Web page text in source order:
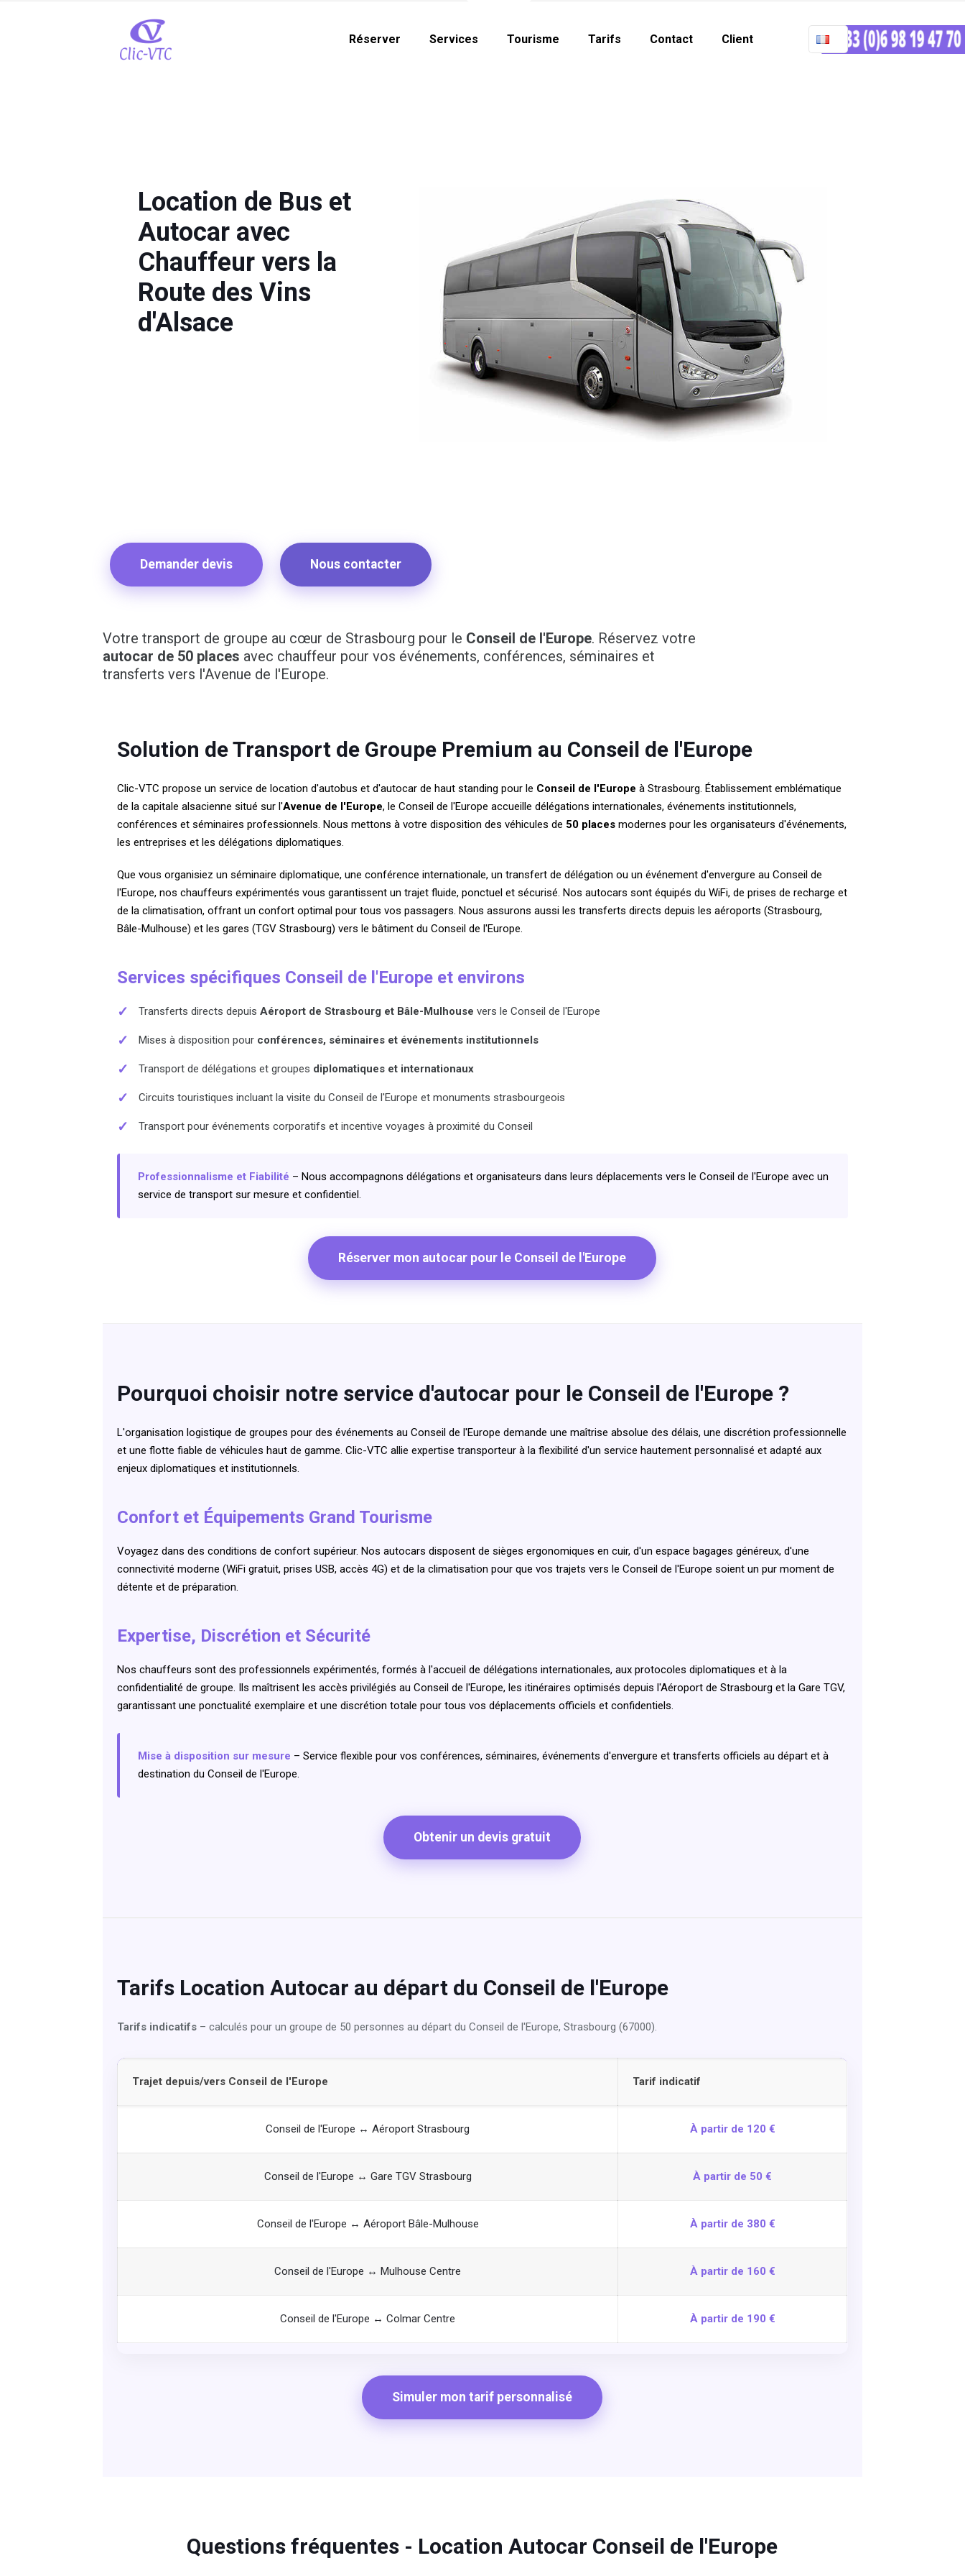
Réserver Services Tourisme Tarifs Contact Client
Location de Bus et
Autocar avec
Chauffeur vers la
Route des Vins
d'Alsace
Demander devis Nous contacter
Votre transport de groupe au cœur de Strasbourg pour le Conseil de l'Europe. Réservez votre
autocar de 50 places avec chauffeur pour vos événements, conférences, séminaires et
transferts vers l'Avenue de l'Europe.
Solution de Transport de Groupe Premium au Conseil de l'Europe
Clic-VTC propose un service de location d'autobus et d'autocar de haut standing pour le Conseil de l'Europe à Strasbourg. Établissement emblématique
de la capitale alsacienne situé sur l'Avenue de l'Europe, le Conseil de l'Europe accueille délégations internationales, événements institutionnels,
conférences et séminaires professionnels. Nous mettons à votre disposition des véhicules de 50 places modernes pour les organisateurs d'événements,
les entreprises et les délégations diplomatiques.
Que vous organisiez un séminaire diplomatique, une conférence internationale, un transfert de délégation ou un événement d'envergure au Conseil de
l'Europe, nos chauffeurs expérimentés vous garantissent un trajet fluide, ponctuel et sécurisé. Nos autocars sont équipés du WiFi, de prises de recharge et
de la climatisation, offrant un confort optimal pour tous vos passagers. Nous assurons aussi les transferts directs depuis les aéroports (Strasbourg,
Bâle-Mulhouse) et les gares (TGV Strasbourg) vers le bâtiment du Conseil de l'Europe.
Services spécifiques Conseil de l'Europe et environs
✓ Transferts directs depuisAéroport de Strasbourg et Bâle-Mulhouse vers le Conseil de l'Europe
✓ Mises à disposition pour conférences, séminaires et événements institutionnels
✓ Transport de délégations et groupes diplomatiques et internationaux
✓ Circuits touristiques incluant la visite du Conseil de l'Europe et monuments strasbourgeois
✓ Transport pour événements corporatifs et incentive voyages à proximité du Conseil
Professionnalisme et Fiabilité – Nous accompagnons délégations et organisateurs dans leurs déplacements vers le Conseil de l'Europe avec un
service de transport sur mesure et confidentiel.
Réserver mon autocar pour le Conseil de l'Europe
Pourquoi choisir notre service d'autocar pour le Conseil de l'Europe ?
L'organisation logistique de groupes pour des événements au Conseil de l'Europe demande une maîtrise absolue des délais, une discrétion professionnelle
et une flotte fiable de véhicules haut de gamme. Clic-VTC allie expertise transporteur à la flexibilité d'un service hautement personnalisé et adapté aux
enjeux diplomatiques et institutionnels.
Confort et Équipements Grand Tourisme
Voyagez dans des conditions de confort supérieur. Nos autocars disposent de sièges ergonomiques en cuir, d'un espace bagages généreux, d'une
connectivité moderne (WiFi gratuit, prises USB, accès 4G) et de la climatisation pour que vos trajets vers le Conseil de l'Europe soient un pur moment de
détente et de préparation.
Expertise, Discrétion et Sécurité
Nos chauffeurs sont des professionnels expérimentés, formés à l'accueil de délégations internationales, aux protocoles diplomatiques et à la
confidentialité de groupe. Ils maîtrisent les accès privilégiés au Conseil de l'Europe, les itinéraires optimisés depuis l'Aéroport de Strasbourg et la Gare TGV,
garantissant une ponctualité exemplaire et une discrétion totale pour tous vos déplacements officiels et confidentiels.
Mise à disposition sur mesure – Service flexible pour vos conférences, séminaires, événements d'envergure et transferts officiels au départ et à
destination du Conseil de l'Europe.
Obtenir un devis gratuit
Tarifs Location Autocar au départ du Conseil de l'Europe
Tarifs indicatifs – calculés pour un groupe de 50 personnes au départ du Conseil de l'Europe, Strasbourg (67000).
Trajet depuis/vers Conseil de l'Europe Tarif indicatif
Conseil de l'Europe ↔ Aéroport Strasbourg À partir de 120 €
Conseil de l'Europe ↔ Gare TGV Strasbourg À partir de 50 €
Conseil de l'Europe ↔ Aéroport Bâle-Mulhouse À partir de 380 €
Conseil de l'Europe ↔ Mulhouse Centre À partir de 160 €
Conseil de l'Europe ↔ Colmar Centre À partir de 190 €
Simuler mon tarif personnalisé
Questions fréquentes - Location Autocar Conseil de l'Europe